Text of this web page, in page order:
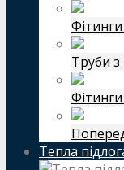
Труби з
Фітинги
Тепла